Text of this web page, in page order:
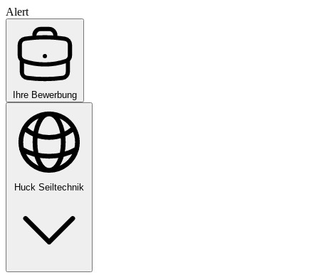
Alert
Ihre Bewerbung
Huck Seiltechnik